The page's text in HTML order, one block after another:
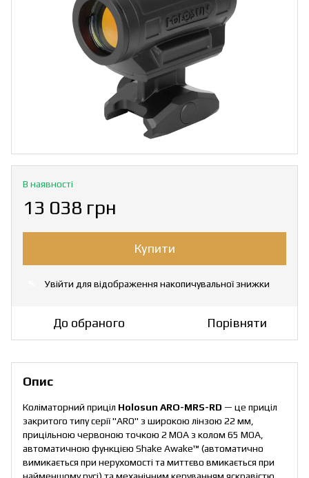
В наявності
13 038 грн
Купити
Увійти для відображення накопичувальної знижки
До обраного Порівняти
Опис
Коліматорний приціл Holosun ARO-MRS-RD — це приціл
закритого типу серії "ARO" з широкою лінзою 22 мм,
прицільною червоною точкою 2 МОА з колом 65 MOA,
автоматичною функцією Shake Awake™ (автоматично
вимикається при нерухомості та миттєво вмикається при
найменшому русі) та механічним керуванням яскравістю.